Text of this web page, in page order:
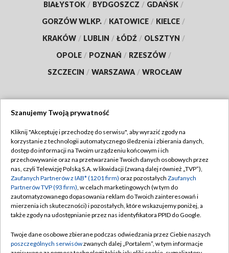
BIAŁYSTOK / BYDGOSZCZ / GDAŃSK /
GORZÓW WLKP. / KATOWICE / KIELCE /
KRAKÓW / LUBLIN / ŁÓDŹ / OLSZTYN /
OPOLE / POZNAŃ / RZESZÓW /
SZCZECIN / WARSZAWA / WROCŁAW
TVP
Abonament TVP
Emisja w TVP
Centrum informacji TVP
Naziemna Telewizja Cyfrowa
Rada Programowa
Regulamin TVP
Polityka prywatności
Moje zgody
Pomoc
Kontakt
Szanujemy Twoją prywatność
Kliknij "Akceptuję i przechodzę do serwisu", aby wyrazić zgody na
korzystanie z technologii automatycznego śledzenia i zbierania danych,
dostęp do informacji na Twoim urządzeniu końcowym i ich
przechowywanie oraz na przetwarzanie Twoich danych osobowych przez
nas, czyli Telewizję Polską S.A. w likwidacji (zwaną dalej również „TVP”),
Zaufanych Partnerów z IAB* (1201 firm) oraz pozostałych Zaufanych
Partnerów TVP (93 firm), w celach marketingowych (w tym do
zautomatyzowanego dopasowania reklam do Twoich zainteresowań i
mierzenia ich skuteczności) i pozostałych, które wskazujemy poniżej, a
także zgody na udostępnianie przez nas identyfikatora PPID do Google.
Twoje dane osobowe zbierane podczas odwiedzania przez Ciebie naszych
poszczególnych serwisówzwanych dalej „Portalem”, w tym informacje